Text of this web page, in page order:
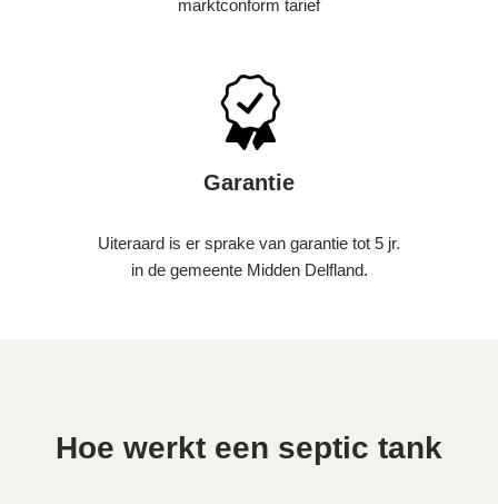
marktconform tarief
Garantie
Uiteraard is er sprake van garantie tot 5 jr.
in de gemeente Midden Delfland.
Hoe werkt een septic tank